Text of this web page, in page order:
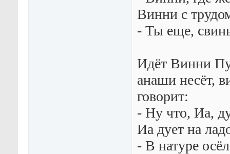
Винни с
- Ты еще,
Идёт Винни
анаши несёт,
говорит:
- Ну что, Иа,
Иа дует на
- В натуре